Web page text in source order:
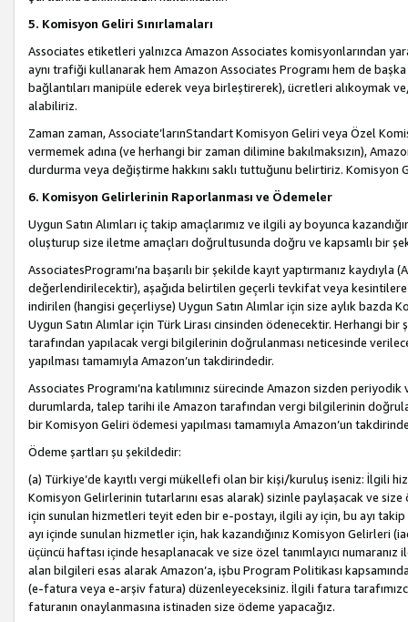
5. Komisyon Geliri Sınırlamaları
Associates etiketleri yalnızca Amazon Associates komisyonlarından
aynı trafiği kullanarak hem Amazon Associates Programı hem de
bağlantıları manipüle ederek veya birleştirerek), ücretleri alıkoymak
alabiliriz.
Zaman zaman, Associate’larınStandart Komisyon Geliri veya Özel
vermemek adına (ve herhangi bir zaman dilimine bakılmaksızın),
durdurma veya değiştirme hakkını saklı tuttuğunu belirtiriz. Komisyon
6. Komisyon Gelirlerinin Raporlanması ve Ödemeler
Uygun Satın Alımları iç takip amaçlarımız ve ilgili ay boyunca
oluşturup size iletme amaçları doğrultusunda doğru ve kapsamlı bir
AssociatesProgramı’na başarılı bir şekilde kayıt yaptırmanız
değerlendirilecektir), aşağıda belirtilen geçerli tevkifat veya
indirilen (hangisi geçerliyse) Uygun Satın Alımlar için size aylık
Uygun Satın Alımlar için Türk Lirası cinsinden ödenecektir. Herhangi
tarafından yapılacak vergi bilgilerinin doğrulanması neticesinde
yapılması tamamıyla Amazon’un takdirindedir.
Associates Programı’na katılımınız sürecinde Amazon sizden
durumlarda, talep tarihi ile Amazon tarafından vergi bilgilerinin
bir Komisyon Geliri ödemesi yapılması tamamıyla Amazon’un
Ödeme şartları şu şekildedir:
(a) Türkiye’de kayıtlı vergi mükellefi olan bir kişi/kuruluş iseniz: İlgili
Komisyon Gelirlerinin tutarlarını esas alarak) sizinle paylaşacak ve
için sunulan hizmetleri teyit eden bir e-postayı, ilgili ay için, bu ayı
ayı içinde sunulan hizmetler için, hak kazandığınız Komisyon Gelirleri
üçüncü haftası içinde hesaplanacak ve size özel tanımlayıcı
alan bilgileri esas alarak Amazon’a, işbu Program Politikası
(e-fatura veya e-arşiv fatura) düzenleyeceksiniz. İlgili fatura
faturanın onaylanmasına istinaden size ödeme yapacağız.